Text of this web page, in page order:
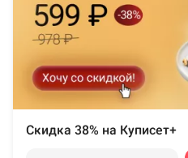
Скидка 38% на Куписет+